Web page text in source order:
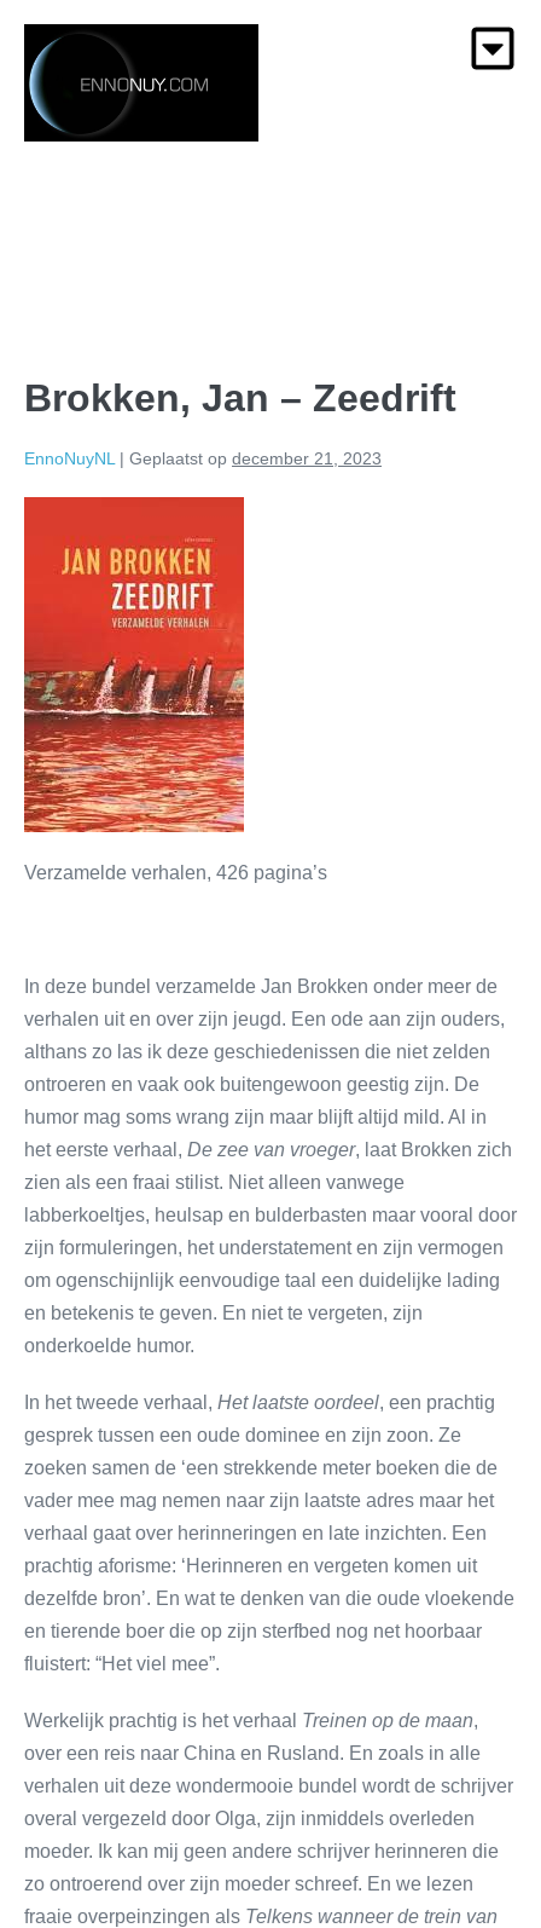
Brokken, Jan – Zeedrift
EnnoNuyNL | Geplaatst op december 21, 2023
Verzamelde verhalen, 426 pagina’s
In deze bundel verzamelde Jan Brokken onder meer de
verhalen uit en over zijn jeugd. Een ode aan zijn ouders,
althans zo las ik deze geschiedenissen die niet zelden
ontroeren en vaak ook buitengewoon geestig zijn. De
humor mag soms wrang zijn maar blijft altijd mild. Al in
het eerste verhaal, De zee van vroeger, laat Brokken zich
zien als een fraai stilist. Niet alleen vanwege
labberkoeltjes, heulsap en bulderbasten maar vooral door
zijn formuleringen, het understatement en zijn vermogen
om ogenschijnlijk eenvoudige taal een duidelijke lading
en betekenis te geven. En niet te vergeten, zijn
onderkoelde humor.
In het tweede verhaal, Het laatste oordeel, een prachtig
gesprek tussen een oude dominee en zijn zoon. Ze
zoeken samen de ‘een strekkende meter boeken die de
vader mee mag nemen naar zijn laatste adres maar het
verhaal gaat over herinneringen en late inzichten. Een
prachtig aforisme: ‘Herinneren en vergeten komen uit
dezelfde bron’. En wat te denken van die oude vloekende
en tierende boer die op zijn sterfbed nog net hoorbaar
fluistert: “Het viel mee”.
Werkelijk prachtig is het verhaal Treinen op de maan,
over een reis naar China en Rusland. En zoals in alle
verhalen uit deze wondermooie bundel wordt de schrijver
overal vergezeld door Olga, zijn inmiddels overleden
moeder. Ik kan mij geen andere schrijver herinneren die
zo ontroerend over zijn moeder schreef. En we lezen
fraaie overpeinzingen als Telkens wanneer de trein van